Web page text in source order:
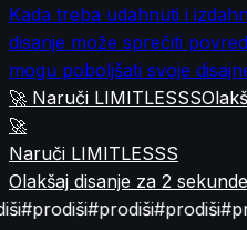
Kada treba udahnuti i
disanje može sprečiti
mogu poboljšati svoje
🚀 Naruči LIMITLESSS
🚀
Naruči LIMITLESSS
Olakšaj disanje za 2 sekunde
#prodiši#prodiši#prodiši